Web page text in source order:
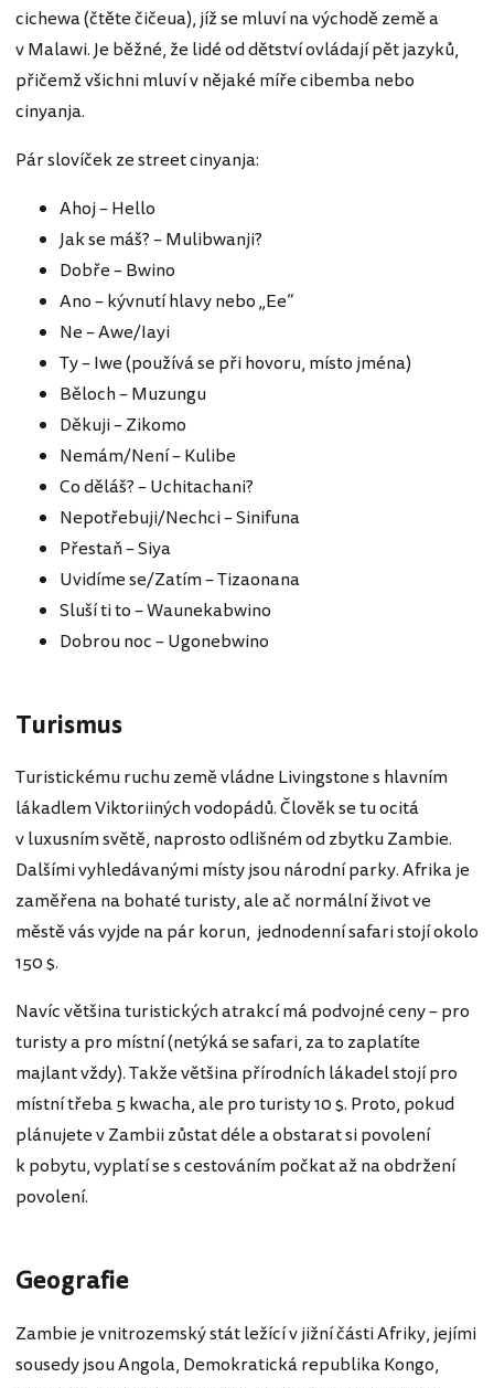
cichewa (čtěte čičeua), jíž se mluví na východě země a
v Malawi. Je běžné, že lidé od dětství ovládají pět jazyků,
přičemž všichni mluví v nějaké míře cibemba nebo
cinyanja.
Pár slovíček ze street cinyanja:
Ahoj – Hello
Jak se máš? – Mulibwanji?
Dobře – Bwino
Ano – kývnutí hlavy nebo „Ee“
Ne – Awe/Iayi
Ty – Iwe (používá se při hovoru, místo jména)
Běloch – Muzungu
Děkuji – Zikomo
Nemám/Není – Kulibe
Co děláš? – Uchitachani?
Nepotřebuji/Nechci – Sinifuna
Přestaň – Siya
Uvidíme se/Zatím – Tizaonana
Sluší ti to – Waunekabwino
Dobrou noc – Ugonebwino
Turismus
Turistickému ruchu země vládne Livingstone s hlavním
lákadlem Viktoriiných vodopádů. Člověk se tu ocitá
v luxusním světě, naprosto odlišném od zbytku Zambie.
Dalšími vyhledávanými místy jsou národní parky. Afrika je
zaměřena na bohaté turisty, ale ač normální život ve
městě vás vyjde na pár korun, jednodenní safari stojí okolo
150 $.
Navíc většina turistických atrakcí má podvojné ceny – pro
turisty a pro místní (netýká se safari, za to zaplatíte
majlant vždy). Takže většina přírodních lákadel stojí pro
místní třeba 5 kwacha, ale pro turisty 10 $. Proto, pokud
plánujete v Zambii zůstat déle a obstarat si povolení
k pobytu, vyplatí se s cestováním počkat až na obdržení
povolení.
Geografie
Zambie je vnitrozemský stát ležící v jižní části Afriky, jejími
sousedy jsou Angola, Demokratická republika Kongo,